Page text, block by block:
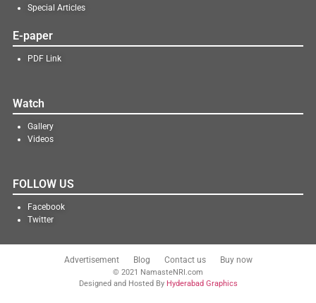
Special Articles
E-paper
PDF Link
Watch
Gallery
Videos
FOLLOW US
Facebook
Twitter
Advertisement Blog Contact us Buy now
© 2021 NamasteNRI.com
Designed and Hosted By Hyderabad Graphics